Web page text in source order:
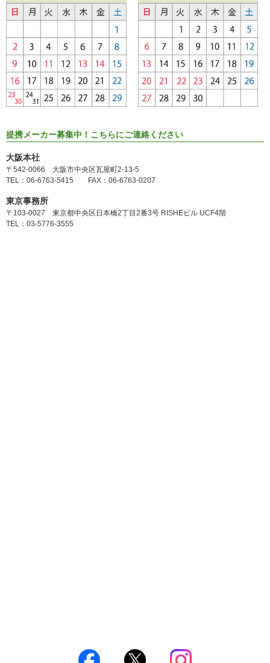
提携メーカー募集中！こちらにご連絡ください
大阪本社
〒542-0066 大阪市中央区瓦屋町2-13-5
TEL：06-6763-5415 FAX：06-6763-0207
東京事務所
〒103-0027 東京都中央区日本橋2丁目2番3号 RISHEビル UCF4階
TEL：03-5776-3555